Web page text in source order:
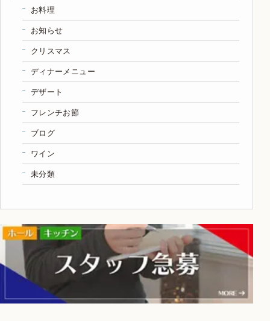
お料理
お知らせ
クリスマス
ディナーメニュー
デザート
フレンチお節
ブログ
ワイン
未分類